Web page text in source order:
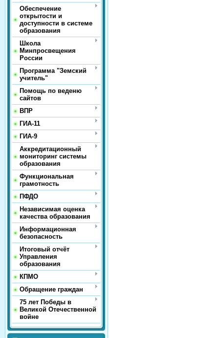
Обеспечение
открытости и
доступности в системе
образования
Школа
Минпросвещения
России
Программа "Земский
учитель"
Помощь по веденю
сайтов
ВПР
ГИА-11
ГИА-9
Аккредитационный
мониторинг системы
образования
Функциональная
грамотность
ПФДО
Независимая оценка
качества образования
Информационная
безопасность
Итоговый отчёт
Управления
образования
КПМО
Обращение граждан
75 лет Победы в
Великой Отечественной
войне